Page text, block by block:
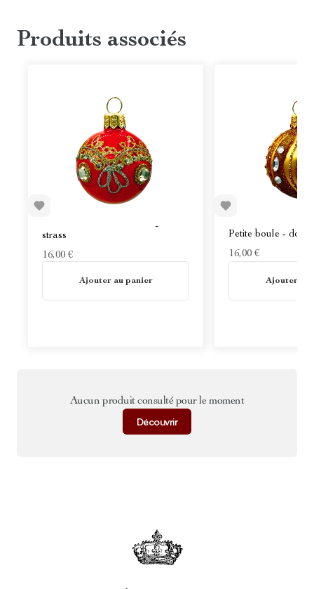
Produits associés
strass
16,00 €
Ajouter au panier
Petite boule -
16,00 €
Ajouter au
Aucun produit consulté pour le moment
Découvrir